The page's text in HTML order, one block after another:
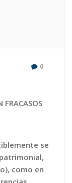
0
FRACASOS
se
como en